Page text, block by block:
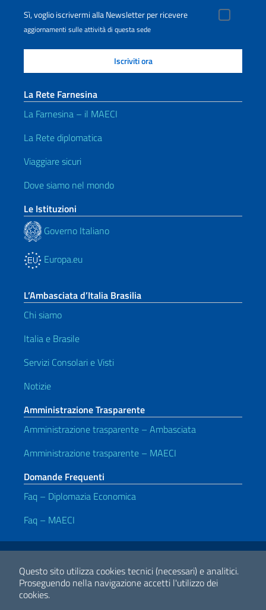
Questo sito utilizza cookies tecnici (necessari) e analitici.
Proseguendo nella navigazione accetti l'utilizzo dei
cookies.
Sì, voglio iscrivermi alla Newsletter per ricevere
aggiornamenti sulle attività di questa sede
La Rete Farnesina
La Farnesina – il MAECI
La Rete diplomatica
Viaggiare sicuri
Dove siamo nel mondo
Le Istituzioni
Governo Italiano
Europa.eu
L’Ambasciata d’Italia Brasilia
Chi siamo
Italia e Brasile
Servizi Consolari e Visti
Notizie
Amministrazione Trasparente
Amministrazione trasparente – Ambasciata
Amministrazione trasparente – MAECI
Domande Frequenti
Faq – Diplomazia Economica
Faq – MAECI
Link Utili